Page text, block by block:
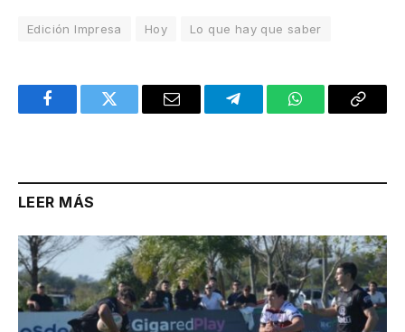
Edición Impresa Hoy Lo que hay que saber
FacebookTwitter Email TelegramWhatsAppCopy
LEER MÁS